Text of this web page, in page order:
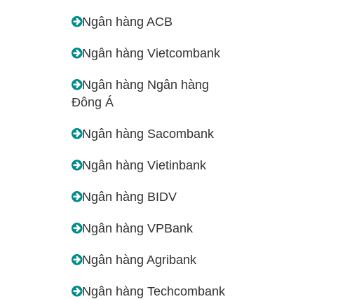
Ngân hàng ACB
Ngân hàng Vietcombank
Ngân hàng Ngân hàng
Đông Á
Ngân hàng Sacombank
Ngân hàng Vietinbank
Ngân hàng BIDV
Ngân hàng VPBank
Ngân hàng Agribank
Ngân hàng Techcombank